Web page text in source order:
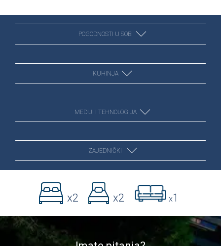
POGODNOSTI U SOBI
Babi cots
Ormar
Odeća za odeću
KUHINJA
Pećnica
Mikrovalna pećnica
MEDIJI I TEHNOLOGIJA
Wi-Fi
Flat Screen TV
Kablovska TV kanala
ZAJEDNIČKI
Terasa
x2 x2 x1